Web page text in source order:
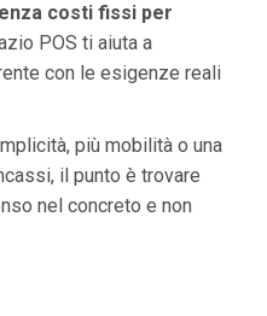
costi fissi per
POS ti aiuta a
con le esigenze reali
più mobilità o una
il punto è trovare
nel concreto e non